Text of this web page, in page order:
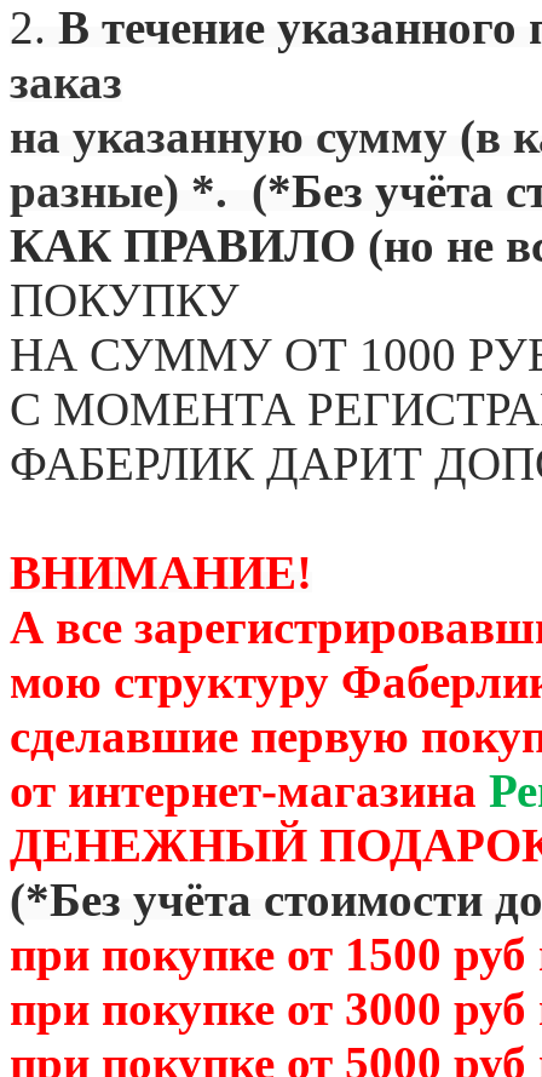
2. В течение указанного
заказ
на указанную сумму (в
разные) *. (*Без учёта
КАК ПРАВИЛО (но не
ПОКУПКУ
НА СУММУ ОТ 1000
С МОМЕНТА
ФАБЕРЛИК ДАРИТ
ВНИМАНИЕ!
А все
мою структуру
сделавшие первую
от интернет-магазина
ДЕНЕЖНЫЙ
(*Без учёта стоимости
при покупке от 1500
при покупке от 3000
при покупке от 5000